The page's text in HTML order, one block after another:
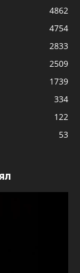
4862
4754
2833
2509
1739
334
122
53